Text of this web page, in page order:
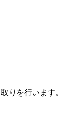
りを行います。